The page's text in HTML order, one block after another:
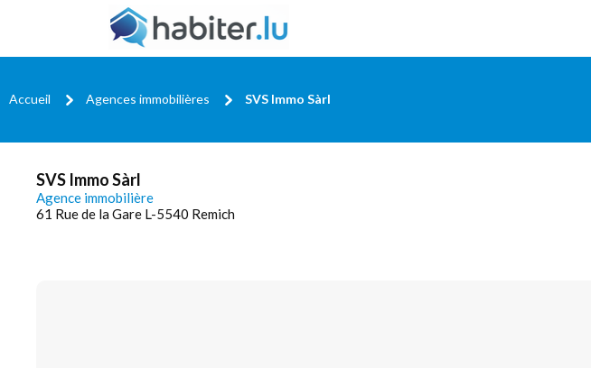
Accueil Agences immobilières SVS Immo Sàrl
SVS Immo Sàrl
Agence immobilière
61 Rue de la Gare L-5540 Remich